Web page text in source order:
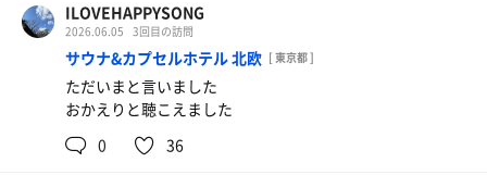
ILOVEHAPPYSONG
2026.06.05 3回目の訪問
サウナ&カプセルホテル 北欧 [ 東京都 ]
ただいまと言いました
おかえりと聴こえました
0
36